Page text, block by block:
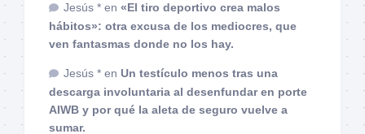
Jesús * en «El tiro deportivo crea malos
hábitos»: otra excusa de los mediocres, que
ven fantasmas donde no los hay.
Jesús * en Un testículo menos tras una
descarga involuntaria al desenfundar en porte
AIWB y por qué la aleta de seguro vuelve a
sumar.